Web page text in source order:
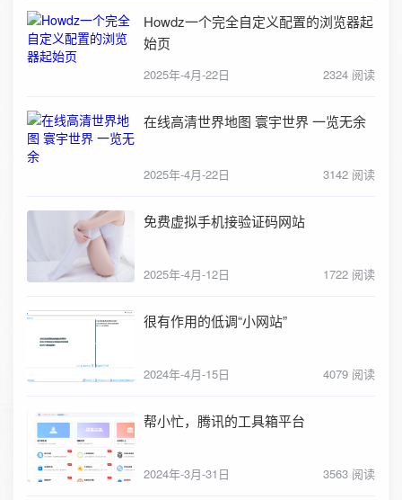
Howdz一个完全自定义配置的浏览器起
始页
2025年-4月-22日 2324 阅读
在线高清世界地图 寰宇世界 一览无余
2025年-4月-22日 3142 阅读
免费虚拟手机接验证码网站
2025年-4月-12日 1722 阅读
很有作用的低调“小网站”
2024年-4月-15日 4079 阅读
帮小忙，腾讯的工具箱平台
2024年-3月-31日 3563 阅读